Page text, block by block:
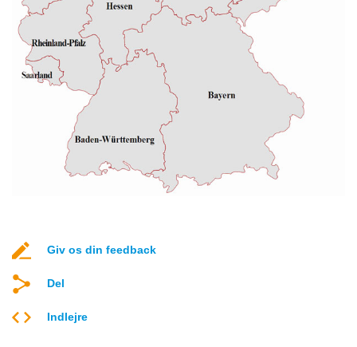
Giv os din feedback
Del
Indlejre